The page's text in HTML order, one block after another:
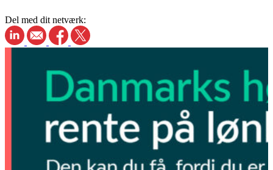
Del med dit netværk: